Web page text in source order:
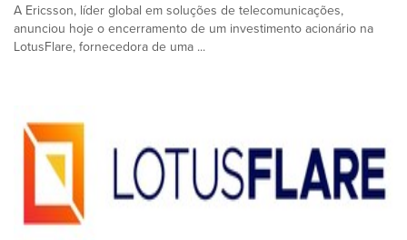
A Ericsson, líder global em soluções de telecomunicações,
anunciou hoje o encerramento de um investimento acionário na
LotusFlare, fornecedora de uma ...